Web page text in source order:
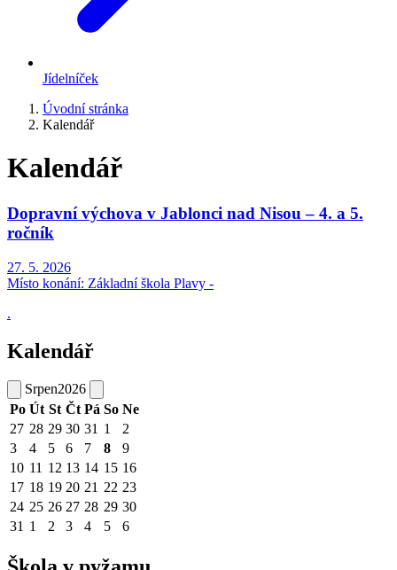
Jídelníček
Úvodní stránka
Kalendář
Kalendář
Dopravní výchova v Jablonci nad Nisou – 4. a 5.
ročník
27. 5. 2026
Místo konání: Základní škola Plavy -
.
Kalendář
Srpen2026
Po Út St Čt Pá So Ne
27 28 29 30 31 1
2
3
4 5 6 7 8
9
10 11 12 13 14 15 16
17 18 19 20 21 22 23
24 25 26 27 28 29 30
31 1 2 3 4 5 6